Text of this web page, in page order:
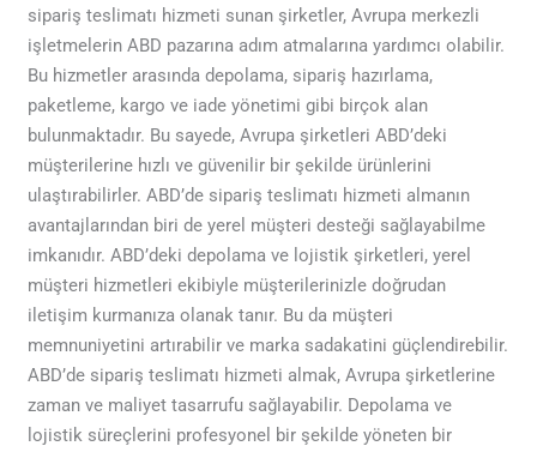
sipariş teslimatı hizmeti sunan şirketler, Avrupa merkezli
işletmelerin ABD pazarına adım atmalarına yardımcı olabilir.
Bu hizmetler arasında depolama, sipariş hazırlama,
paketleme, kargo ve iade yönetimi gibi birçok alan
bulunmaktadır. Bu sayede, Avrupa şirketleri ABD’deki
müşterilerine hızlı ve güvenilir bir şekilde ürünlerini
ulaştırabilirler. ABD’de sipariş teslimatı hizmeti almanın
avantajlarından biri de yerel müşteri desteği sağlayabilme
imkanıdır. ABD’deki depolama ve lojistik şirketleri, yerel
müşteri hizmetleri ekibiyle müşterilerinizle doğrudan
iletişim kurmanıza olanak tanır. Bu da müşteri
memnuniyetini artırabilir ve marka sadakatini güçlendirebilir.
ABD’de sipariş teslimatı hizmeti almak, Avrupa şirketlerine
zaman ve maliyet tasarrufu sağlayabilir. Depolama ve
lojistik süreçlerini profesyonel bir şekilde yöneten bir